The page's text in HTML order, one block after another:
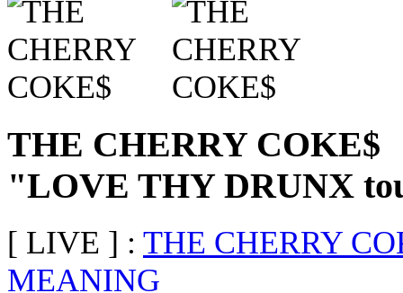
THE CHERRY COKE$
"LOVE THY DRUNX
[ LIVE ] : THE CHERRY
MEANING